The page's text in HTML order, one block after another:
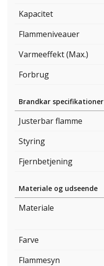
Kapacitet
Flammeniveauer
Varmeeffekt (Max.)
Forbrug
Brandkar specifikationer
Justerbar flamme
Styring
Fjernbetjening
Materiale og udseende
Materiale
Farve
Flammesyn